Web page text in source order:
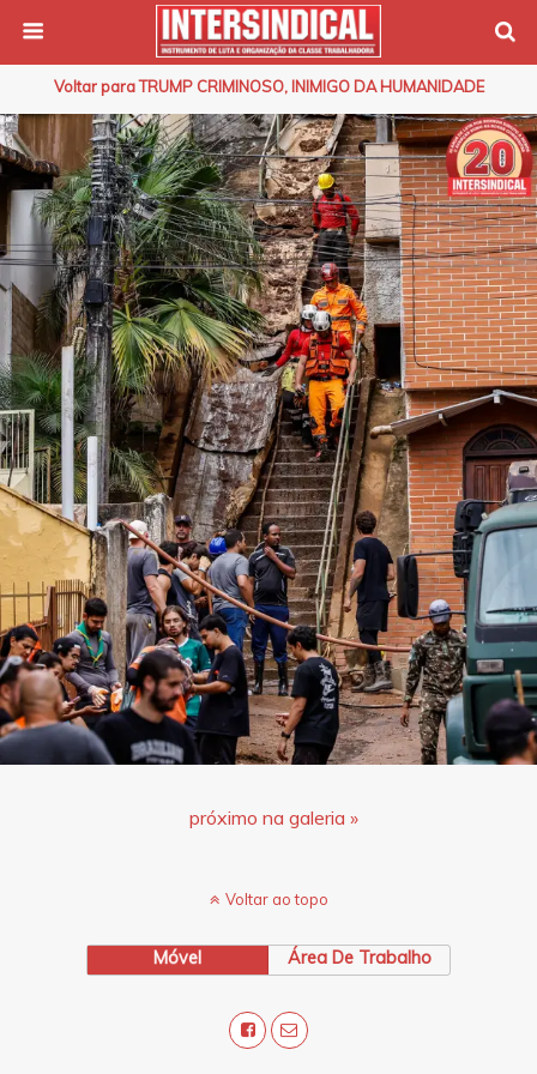
Voltar para TRUMP CRIMINOSO, INIMIGO DA HUMANIDADE
próximo na galeria »
Voltar ao topo
Móvel Área De Trabalho